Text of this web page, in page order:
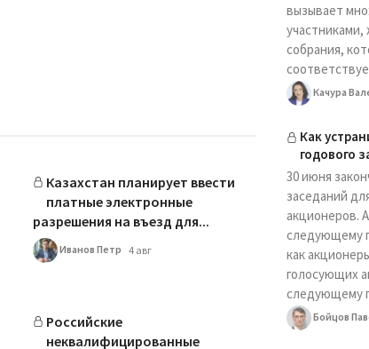
Казахстан планирует ввести
платные электронные
разрешения на въезд для...
Иванов Петр 4 авг
Российские
неквалифицированные
вызывает
собрания,
Качура
Как
годового
30 июня
заседаний
акционеров.
следующему
как
голосующих
следующему
Бойцов